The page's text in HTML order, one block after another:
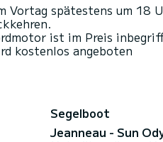
Vortag spätestens um 18
ist im Preis
kostenlos angeboten
Segelboot
Jeanneau - Sun